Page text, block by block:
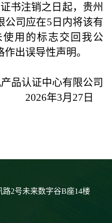
书注销之日起，贵州
公司应在5日内将该有
用的标志交回我公
出误导性声明。
品认证中心有限公司
2026年3月 27 日
2号未来数字谷B座14楼